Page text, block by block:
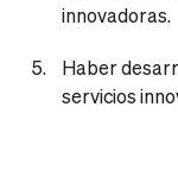
innovadoras.
Haber
servicios